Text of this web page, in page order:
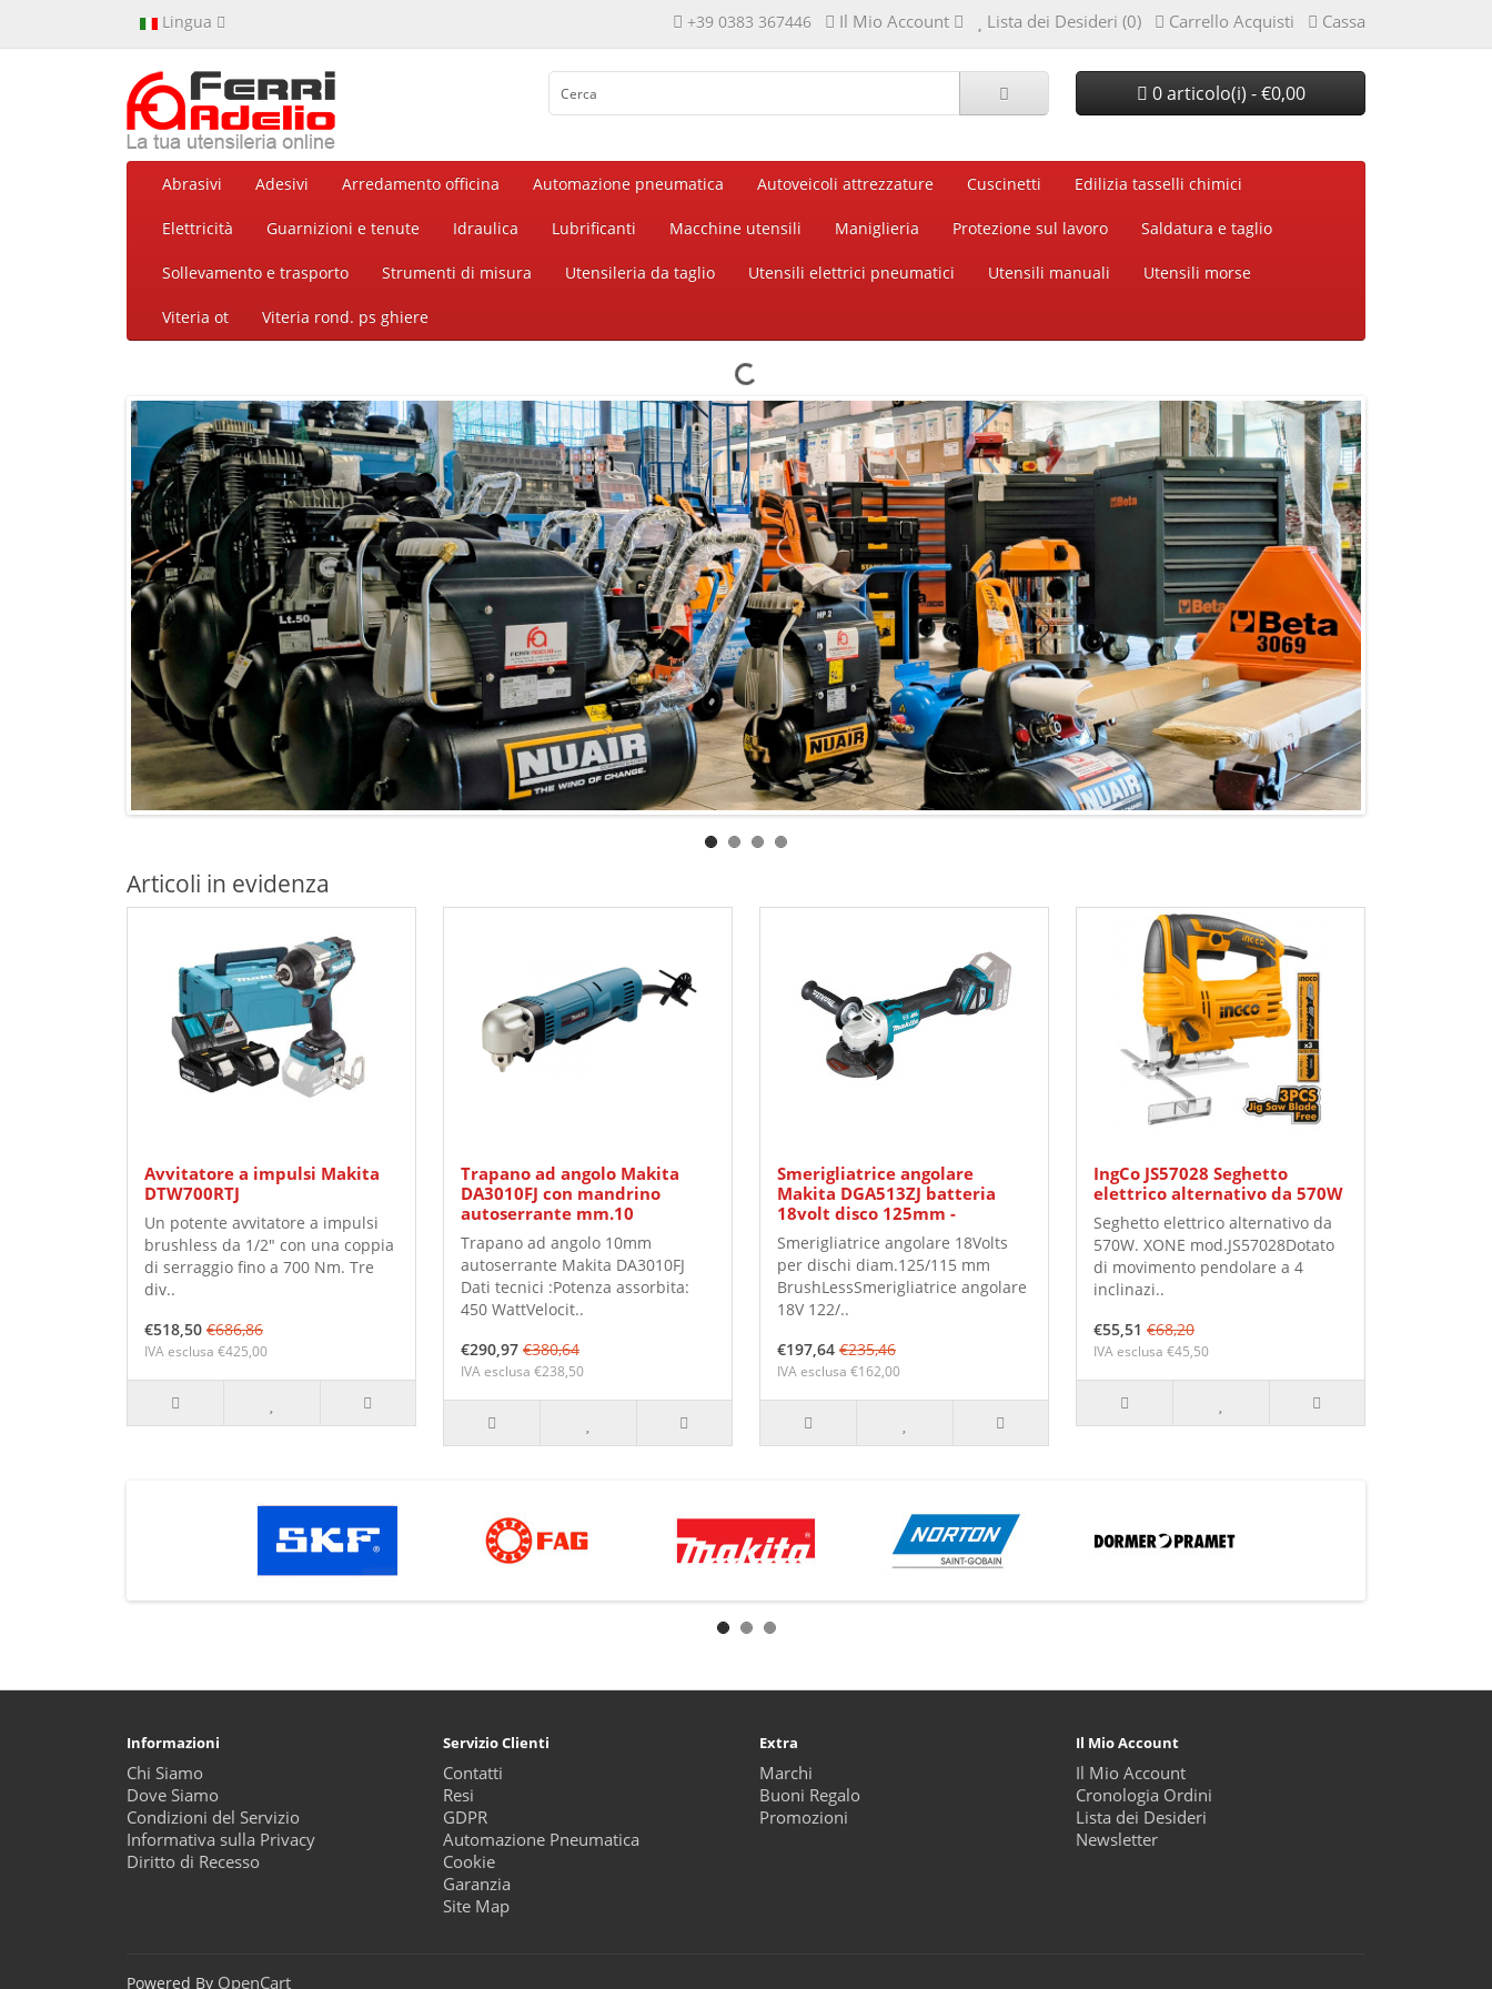
Lingua +39 0383 367446 Il Mio Account Lista dei Desideri (0) Carrello Acquisti Cassa
0 articolo(i) - €0,00
Abrasivi Adesivi Arredamento officina Automazione pneumatica Autoveicoli attrezzature Cuscinetti Edilizia tasselli chimici
Elettricità Guarnizioni e tenute Idraulica Lubrificanti Macchine utensili Maniglieria Protezione sul lavoro Saldatura e taglio
Sollevamento e trasporto Strumenti di misura Utensileria da taglio Utensili elettrici pneumatici Utensili manuali Utensili morse
Viteria ot Viteria rond. ps ghiere
Articoli in evidenza
Avvitatore a impulsi Makita
DTW700RTJ
Un potente avvitatore a impulsi
brushless da 1/2" con una coppia
di serraggio fino a 700 Nm. Tre
div..
€518,50 €686,86
IVA esclusa €425,00
Trapano ad angolo Makita
DA3010FJ con mandrino
autoserrante mm.10
Trapano ad angolo 10mm
autoserrante Makita DA3010FJ
Dati tecnici :Potenza assorbita:
450 WattVelocit..
€290,97 €380,64
IVA esclusa €238,50
Smerigliatrice angolare
Makita DGA513ZJ batteria
18volt disco 125mm -
Smerigliatrice angolare 18Volts
per dischi diam.125/115 mm
BrushLessSmerigliatrice angolare
18V 122/..
€197,64 €235,46
IVA esclusa €162,00
IngCo JS57028 Seghetto
elettrico alternativo da 570W
Seghetto elettrico alternativo da
570W. XONE mod.JS57028Dotato
di movimento pendolare a 4
inclinazi..
€55,51 €68,20
IVA esclusa €45,50
Informazioni
Chi Siamo
Dove Siamo
Condizioni del Servizio
Informativa sulla Privacy
Diritto di Recesso
Servizio Clienti
Contatti
Resi
GDPR
Automazione Pneumatica
Cookie
Garanzia
Site Map
Extra
Marchi
Buoni Regalo
Promozioni
Il Mio Account
Il Mio Account
Cronologia Ordini
Lista dei Desideri
Newsletter
Powered By OpenCart